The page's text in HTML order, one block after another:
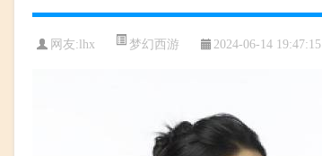
网友: lhx 梦幻西游 2024-06-14 19:47:15